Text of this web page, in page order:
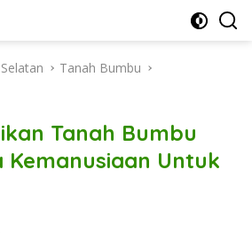
Tanah Bumbu
Tanah Bumbu
Kemanusiaan Untuk